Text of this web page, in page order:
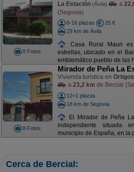
8 Fotos
La Estación (Ávila) a
(Segovia)
8-16 plazas
25 €
29 km de Ávila
Casa Rural Mauri
estrellas, ubicado en el
emblemático pueblo de las
8 Fotos
Mirador de Peña La
Vivienda turística en
a 23,2 km de Bercial
12+1 plazas
18 km de Segovia
El Mirador de Peña
independiente situada
municipio de España, en la
Cerca de Bercial: